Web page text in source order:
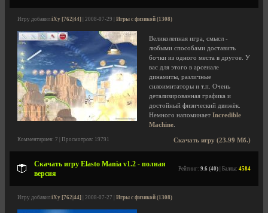
Игру добавил iXy [762|44] | 2008-07-29 | Игры с физикой (1308)
Великолепная игра, смысл -
любыми способами доставить
бочки из одного места в другое. У
вас для этого в арсенале
динамиты, различные
силоимитаторы и т.п. Очень
детализированная графика и
достойный физический движёк.
Немного напоминает Incredible
Machine
Скачать игру (23.99 Мб.)
Комментариев: 7 | Просмотров: 19791
Скачать игру Elasto Mania v1.2 - полная
версия
Рейтинг: 9.6 (40) | Баллы: 4584
Игру добавил iXy [762|44] | 2008-07-27 | Игры с физикой (1308)